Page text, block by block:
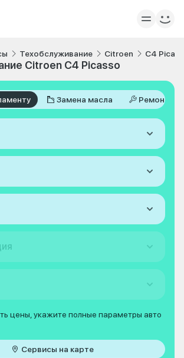
Техобслуживание Citroen C4
Citroen C4 Picasso
Замена масла Ремонт
цены, укажите полные параметры авто
Сервисы на карте